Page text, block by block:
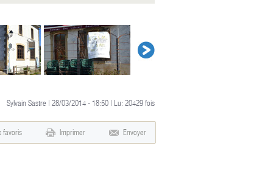
Sylvain Sastre | 28/03/2014 - 18:50 | Lu: 20429 fois
favoris Imprimer Envoyer